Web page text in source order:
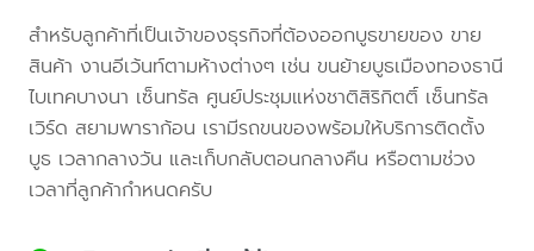
สำหรับลูกค้าที่เป็นเจ้าของธุรกิจที่ต้องออกบูธขายของ ขาย
สินค้า งานอีเว้นท์ตามห้างต่างๆ เช่น ขนย้ายบูธเมืองทองธานี
ไบเทคบางนา เซ็นทรัล ศูนย์ประชุมแห่งชาติสิริกิตติ์ เซ็นทรัล
เวิร์ด สยามพาราก้อน เรามีรถขนของพร้อมให้บริการติดตั้ง
บูธ เวลากลางวัน และเก็บกลับตอนกลางคืน หรือตามช่วง
เวลาที่ลูกค้ากำหนดครับ